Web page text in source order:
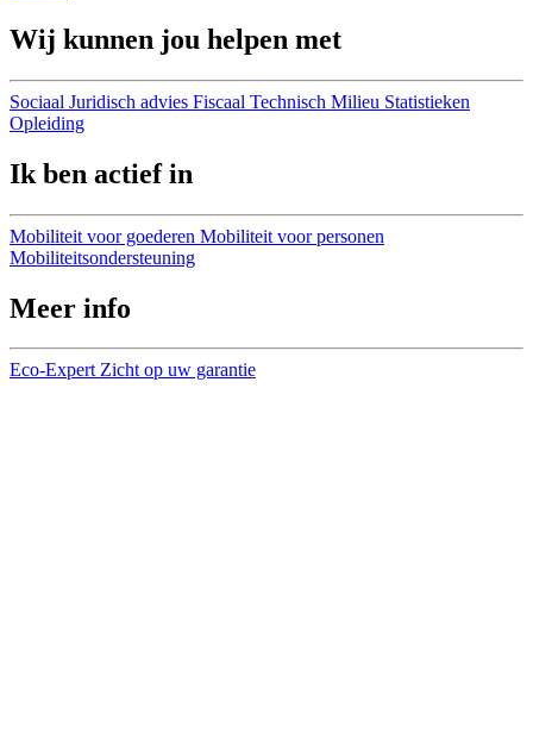
Wij kunnen jou helpen met
Sociaal Juridisch advies Fiscaal Technisch Milieu Statistieken
Opleiding
Ik ben actief in
Mobiliteit voor goederen Mobiliteit voor personen
Mobiliteitsondersteuning
Meer info
Eco-Expert Zicht op uw garantie